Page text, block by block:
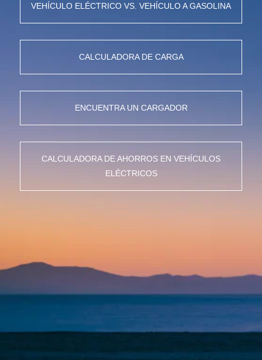
VEHÍCULO ELÉCTRICO VS. VEHÍCULO A GASOLINA
CALCULADORA DE CARGA
ENCUENTRA UN CARGADOR
CALCULADORA DE AHORROS EN VEHÍCULOS
ELÉCTRICOS